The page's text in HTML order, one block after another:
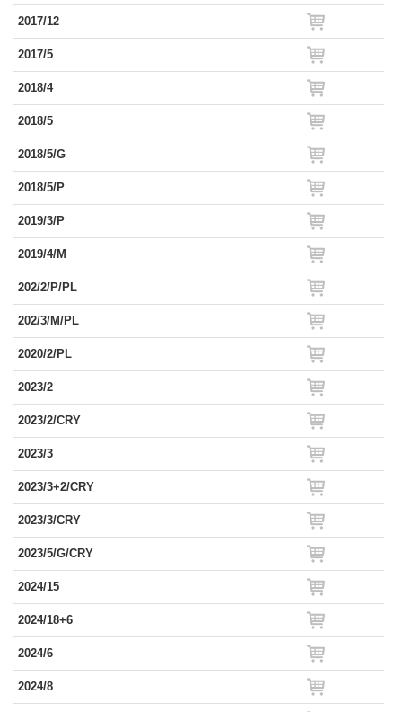
2017/12
2017/5
2018/4
2018/5
2018/5/G
2018/5/P
2019/3/P
2019/4/M
202/2/P/PL
202/3/M/PL
2020/2/PL
2023/2
2023/2/CRY
2023/3
2023/3+2/CRY
2023/3/CRY
2023/5/G/CRY
2024/15
2024/18+6
2024/6
2024/8